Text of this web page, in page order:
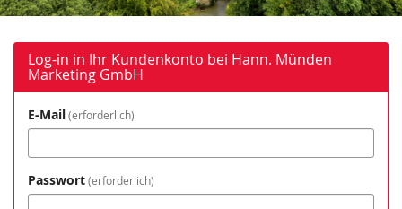
Log-in in Ihr Kundenkonto bei Hann. Münden
Marketing GmbH
E-Mail erforderlich
Passwort erforderlich